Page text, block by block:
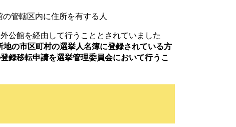
管轄区内に住所を有する人
公館を経由して行うこととされていました
地の市区町村の選挙人名簿に登録されている方
録移転申請を選挙管理委員会において行うこ